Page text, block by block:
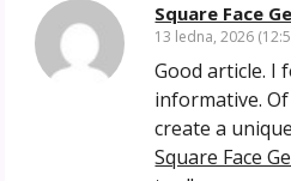
Square Face
13 ledna, 2026
Good article. I
informative.
create a
Square Face